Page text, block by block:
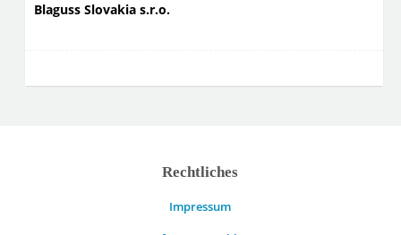
Blaguss Slovakia s.r.o.
Rechtliches
Impressum